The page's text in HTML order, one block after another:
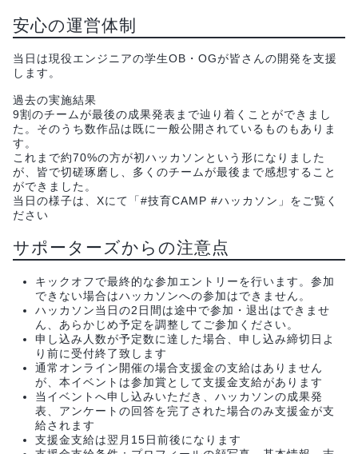
安心の運営体制
当日は現役エンジニアの学生OB・OGが皆さんの開発を支援
します。
過去の実施結果
9割のチームが最後の成果発表まで辿り着くことができまし
た。そのうち数作品は既に一般公開されているものもありま
す。
これまで約70%の方が初ハッカソンという形になりました
が、皆で切磋琢磨し、多くのチームが最後まで感想すること
ができました。
当日の様子は、Xにて「#技育CAMP #ハッカソン」をご覧く
ださい
サポーターズからの注意点
キックオフで最終的な参加エントリーを行います。参加
できない場合はハッカソンへの参加はできません。
ハッカソン当日の2日間は途中で参加・退出はできませ
ん、あらかじめ予定を調整してご参加ください。
申し込み人数が予定数に達した場合、申し込み締切日よ
り前に受付終了致します
通常オンライン開催の場合支援金の支給はありません
が、本イベントは参加賞として支援金支給があります
当イベントへ申し込みいただき、ハッカソンの成果発
表、アンケートの回答を完了された場合のみ支援金が支
給されます
支援金支給は翌月15日前後になります